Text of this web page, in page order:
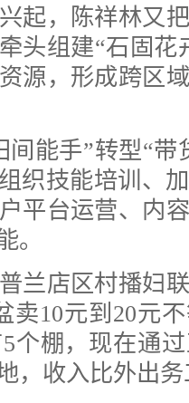
起，陈祥林又
头组建“石固
源，形成跨区
能手”转型“带
织技能培训、
平台运营、内
。
店区村播妇联
卖10元到20元
个棚，现在通
，收入比外出